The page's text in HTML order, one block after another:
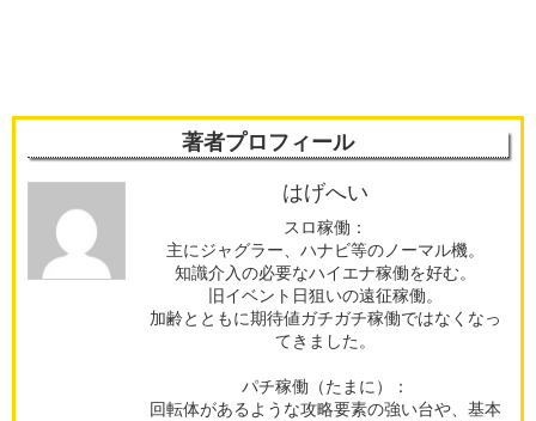
著者プロフィール
はげへい
スロ稼働：
主にジャグラー、ハナビ等のノーマル機。
知識介入の必要なハイエナ稼働を好む。
旧イベント日狙いの遠征稼働。
加齢とともに期待値ガチガチ稼働ではなくなっ
てきました。
パチ稼働（たまに）：
回転体があるような攻略要素の強い台や、基本